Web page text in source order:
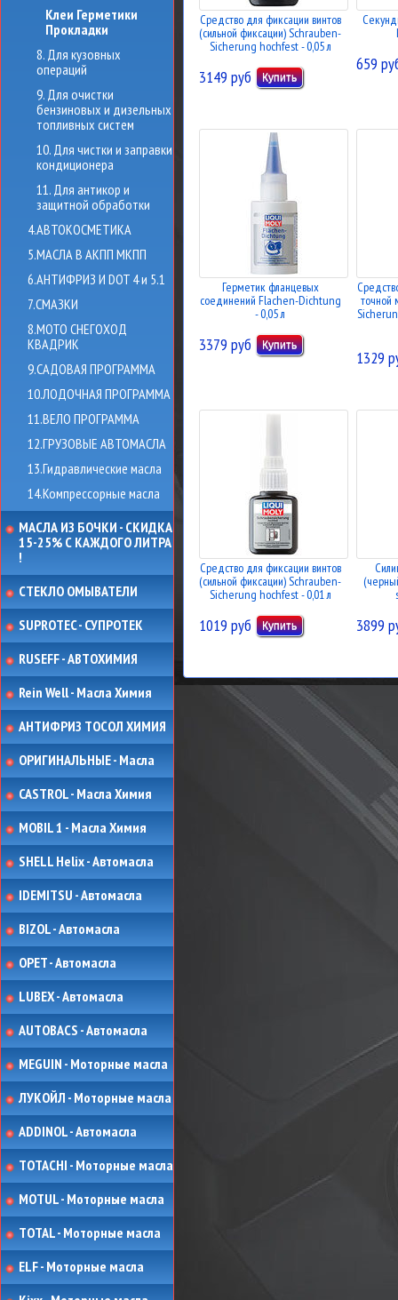
Клеи Герметики
Прокладки
8. Для кузовных
операций
9. Для очистки
бензиновых и дизельных
топливных систем
10. Для чистки и заправки
кондиционера
11. Для антикор и
защитной обработки
4.АВТОКОСМЕТИКА
5.МАСЛА В АКПП МКПП
6.АНТИФРИЗ И DOT 4 и 5.1
7.СМАЗКИ
8.МОТО СНЕГОХОД
КВАДРИК
9.САДОВАЯ ПРОГРАММА
10.ЛОДОЧНАЯ ПРОГРАММА
11.ВЕЛО ПРОГРАММА
12.ГРУЗОВЫЕ АВТОМАСЛА
13.Гидравлические масла
14.Компрессорные масла
МАСЛА ИЗ БОЧКИ - СКИДКА
15-25% С КАЖДОГО ЛИТРА
!
СТЕКЛО ОМЫВАТЕЛИ
SUPROTEC - СУПРОТЕК
RUSEFF - АВТОХИМИЯ
Rein Well - Масла Химия
АНТИФРИЗ ТОСОЛ ХИМИЯ
ОРИГИНАЛЬНЫЕ - Масла
CASTROL - Масла Химия
MOBIL 1 - Масла Химия
SHELL Helix - Автомасла
IDEMITSU - Автомасла
BIZOL - Автомасла
OPET - Автомасла
LUBEX - Автомасла
AUTOBACS - Автомасла
MEGUIN - Моторные масла
ЛУКОЙЛ - Моторные масла
ADDINOL - Автомасла
TOTACHI - Моторные масла
MOTUL - Моторные масла
TOTAL - Моторные масла
ELF - Моторные масла
Средство для фиксации винтов
(сильной фиксации) Schrauben-
Sicherung hochfest - 0,05 л
3149 руб
659
Герметик фланцевых
соединений Flachen-Dichtung
- 0,05 л
3379 руб
точной
1329
Средство для фиксации винтов
(сильной фиксации) Schrauben-
Sicherung hochfest - 0,01 л
1019 руб 3899